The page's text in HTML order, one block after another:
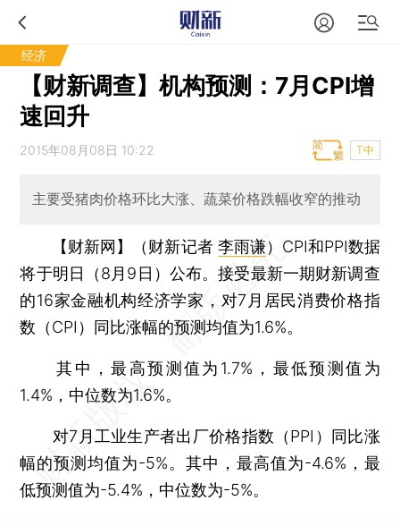
经济
【财新调查】机构预测：7月CPI增
速回升
2015年08月08日 10:22 T中
主要受猪肉价格环比大涨、蔬菜价格跌幅收窄的推动
【财新网】（财新记者 李雨谦） CPI和PPI数据
将于明日（8月9日）公布。接受最新一期财新调查
的16家金融机构经济学家，对7月居民消费价格指
数（CPI）同比涨幅的预测均值为1.6%。
其中，最高预测值为1.7%，最低预测值为
1.4%，中位数为1.6%。
对7月工业生产者出厂价格指数（PPI）同比涨
幅的预测均值为-5%。其中，最高值为-4.6%，最
低预测值为-5.4%，中位数为-5%。